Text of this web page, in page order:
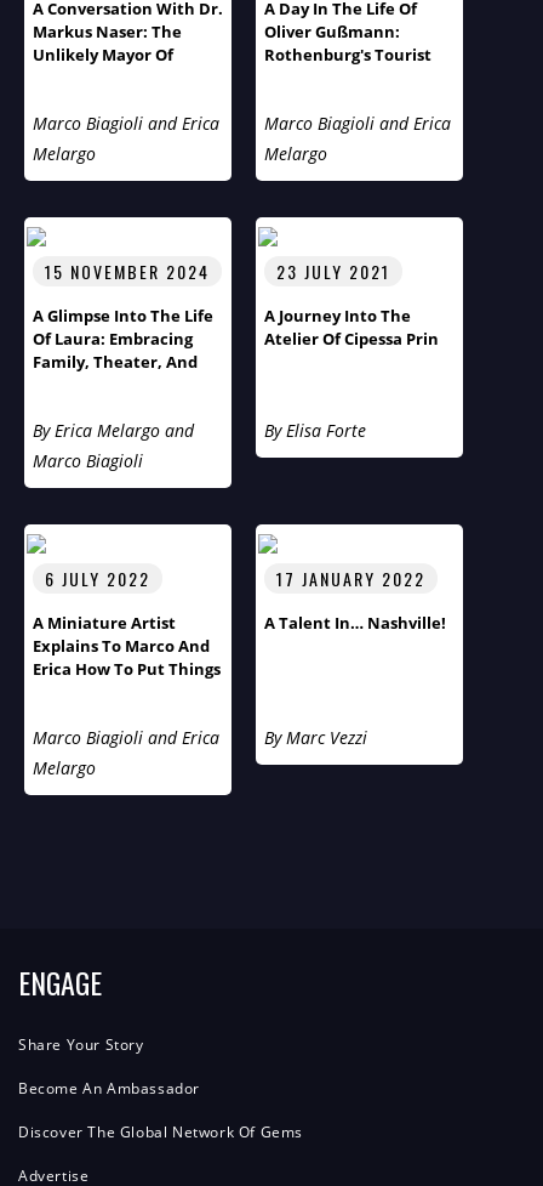
A Conversation With Dr.
Markus Naser: The
Unlikely Mayor Of
Marco Biagioli and Erica
Melargo
A Day In The Life Of
Oliver Gußmann:
Rothenburg's Tourist
Marco Biagioli and Erica
Melargo
15 NOVEMBER 2024
A Glimpse Into The Life
Of Laura: Embracing
Family, Theater, And
By Erica Melargo and
Marco Biagioli
23 JULY 2021
A Journey Into The
Atelier Of Cipessa Prin
By Elisa Forte
6 JULY 2022
A Miniature Artist
Explains To Marco And
Erica How To Put Things
Marco Biagioli and Erica
Melargo
17 JANUARY 2022
A Talent In… Nashville!
By Marc Vezzi
ENGAGE
Share Your Story
Become An Ambassador
Discover The Global Network Of Gems
Advertise